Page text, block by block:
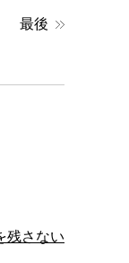
最後
残さない